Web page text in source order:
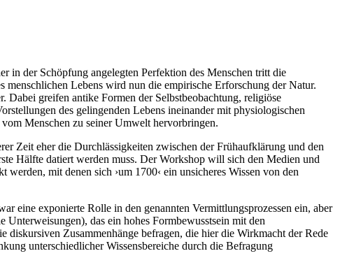
in der Schöpfung angelegten Perfektion des Menschen tritt die
Lebens wird nun die empirische Erforschung der Natur.
Dabei greifen antike Formen der Selbstbeobachtung, religiöse
des gelingenden Lebens ineinander mit physiologischen
Menschen zu seiner Umwelt hervorbringen.
Zeit eher die Durchlässigkeiten zwischen der Frühaufklärung und den
Hälfte datiert werden muss. Der Workshop will sich den Medien und
mit denen sich ›um 1700‹ ein unsicheres Wissen von den
eine exponierte Rolle in den genannten Vermittlungsprozessen ein, aber
das ein hohes Formbewusstsein mit den
Zusammenhänge befragen, die hier die Wirkmacht der Rede
unterschiedlicher Wissensbereiche durch die Befragung